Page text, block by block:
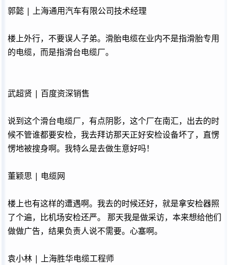
郭懿 | 上海通用汽车有限公司技术经理
楼上外行，不要误人子弟。滑胎电缆在业内不是指滑胎专用
的电缆，而是指滑台电缆厂。
武超贤 | 百度资深销售
说到这个滑台电缆厂，有点阴影，这个厂在南汇，出去的时
候不管谁都要安检，我去拜访那天正好安检设备坏了，直愣
愣地被搜身啊。我特么是去做生意好吗！
董颖思 | 电缆网
楼上也有这样的遭遇啊。我去的时候还好，就是拿安检器照
了个遍，比机场安检还严。 那天我是做采访，本来想给他们
做做广告，结果负责人说不需要。心塞啊。
袁小林 | 上海胜华电缆工程师